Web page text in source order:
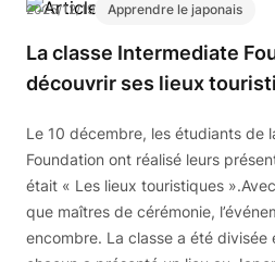
2025/12/19 Apprendre le japonais
La classe Intermediate
découvrir ses lieux
Le 10 décembre, les étudiants de
Foundation ont réalisé leurs
était « Les lieux touristiques
que maîtres de cérémonie,
encombre. La classe a été divisée